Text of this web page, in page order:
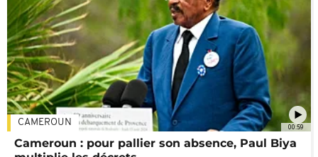
00:59
CAMEROUN
Cameroun : pour pallier son absence, Paul Biya